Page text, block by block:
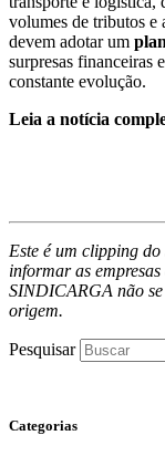
volumes de tributos e
devem adotar um
surpresas financeiras
constante evolução.
Leia a notícia
Este é um clipping
informar as
SINDICARGA não
origem.
Pesquisar
Categorias